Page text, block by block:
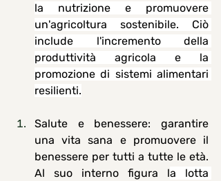
la nutrizione e promuovere
un'agricoltura sostenibile. Ciò
include l'incremento della
produttività agricola e la
promozione di sistemi alimentari
resilienti.
Salute e benessere: garantire
una vita sana e promuovere il
benessere per tutti a tutte le età.
Al suo interno figura la lotta